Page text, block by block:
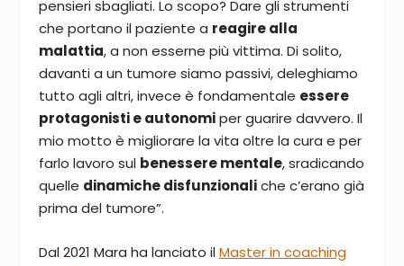
pensieri sbagliati. Lo scopo? Dare gli strumenti
che portano il paziente a reagire alla
malattia, a non esserne più vittima. Di solito,
davanti a un tumore siamo passivi, deleghiamo
tutto agli altri, invece è fondamentale essere
protagonisti e autonomiper guarire davvero. Il
mio motto è migliorare la vita oltre la cura e per
farlo lavoro sul benessere mentale, sradicando
quelle dinamiche disfunzionaliche c’erano già
prima del tumore”.
Dal 2021 Mara ha lanciato ilMaster in coaching